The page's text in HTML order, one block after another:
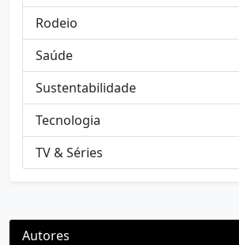
Rodeio
Saúde
Sustentabilidade
Tecnologia
TV & Séries
Autores